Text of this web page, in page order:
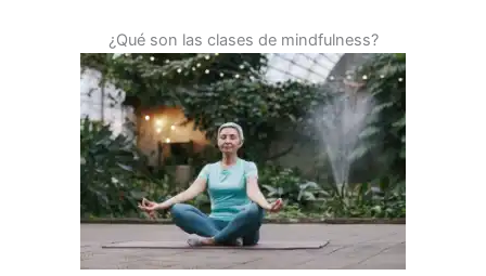
¿Qué son las clases de mindfulness?